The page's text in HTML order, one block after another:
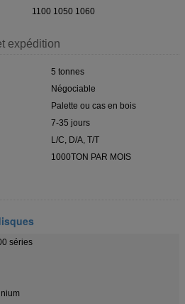
1100 1050 1060
expédition
5 tonnes
Négociable
Palette ou cas en bois
7-35 jours
L/C, D/A, T/T
1000TON PAR MOIS
séries